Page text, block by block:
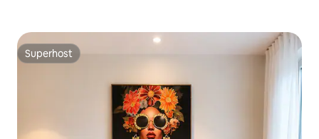
Superhost
Superhost